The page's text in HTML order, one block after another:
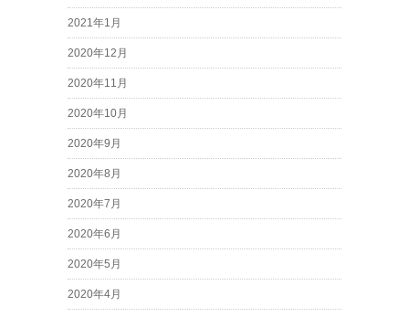
2021年1月
2020年12月
2020年11月
2020年10月
2020年9月
2020年8月
2020年7月
2020年6月
2020年5月
2020年4月